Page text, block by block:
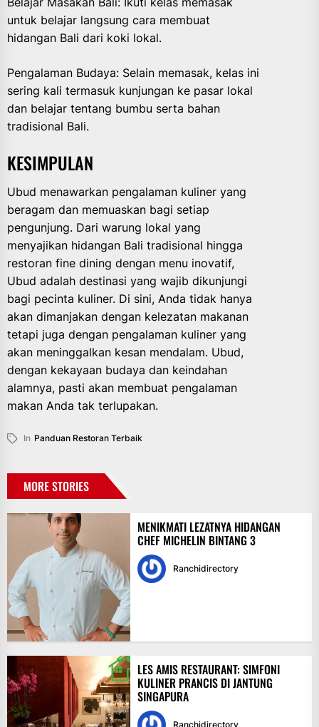
untuk belajar langsung cara membuat
hidangan Bali dari koki lokal.
Pengalaman Budaya: Selain memasak, kelas ini
sering kali termasuk kunjungan ke pasar lokal
dan belajar tentang bumbu serta bahan
tradisional Bali.
KESIMPULAN
Ubud menawarkan pengalaman kuliner yang
beragam dan memuaskan bagi setiap
pengunjung. Dari warung lokal yang
menyajikan hidangan Bali tradisional hingga
restoran fine dining dengan menu inovatif,
Ubud adalah destinasi yang wajib dikunjungi
bagi pecinta kuliner. Di sini, Anda tidak hanya
akan dimanjakan dengan kelezatan makanan
tetapi juga dengan pengalaman kuliner yang
akan meninggalkan kesan mendalam. Ubud,
dengan kekayaan budaya dan keindahan
alamnya, pasti akan membuat pengalaman
makan Anda tak terlupakan.
In Panduan Restoran Terbaik
MORE STORIES
MENIKMATI LEZATNYA HIDANGAN
CHEF MICHELIN BINTANG 3
Ranchidirectory
LES AMIS RESTAURANT: SIMFONI
KULINER PRANCIS DI JANTUNG
SINGAPURA
Ranchidirectory